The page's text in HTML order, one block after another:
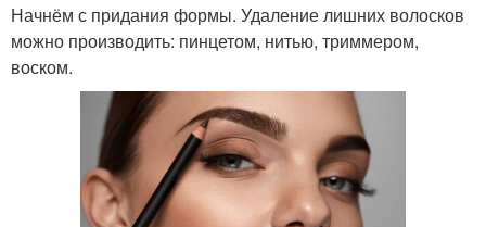
Начнём с придания формы. Удаление лишних волосков
можно производить: пинцетом, нитью, триммером,
воском.